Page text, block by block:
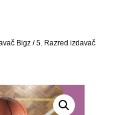
Bigz/5. Razred izdavač